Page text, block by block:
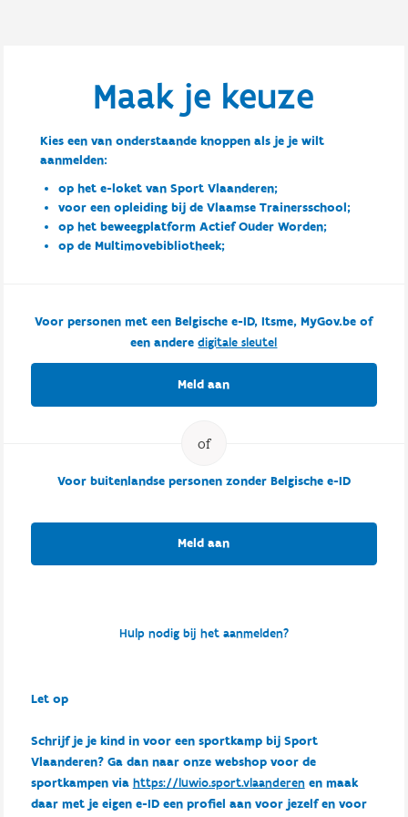
Maak je keuze
Kies een van onderstaande knoppen als je je wilt
aanmelden:
op het e-loket van Sport Vlaanderen;
voor een opleiding bij de Vlaamse Trainersschool;
op het beweegplatform Actief Ouder Worden;
op de Multimovebibliotheek;
Voor personen met een Belgische e-ID, Itsme, MyGov.be of
een anderedigitale sleutel
Meld aan
Voor buitenlandse personen zonder Belgische e-ID
Meld aan
Hulp nodig bij het aanmelden?
Let op
Schrijf je je kind in voor een sportkamp bij Sport
Vlaanderen? Ga dan naar onze webshop voor de
sportkampen via https://luwio.sport.vlaanderenen maak
daar met je eigen e-ID een profiel aan voor jezelf en voor